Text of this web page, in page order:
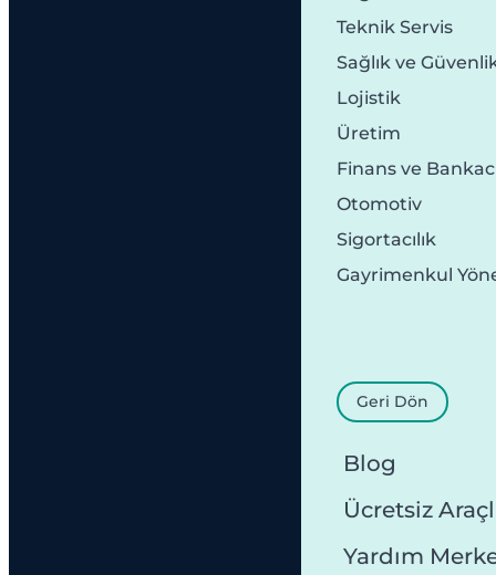
Teknik Servis
Sağlık ve
Lojistik
Üretim
Finans ve
Otomotiv
Sigortacılık
Gayrimenkul
Geri Dön
Blog
Ücretsiz
Yardım